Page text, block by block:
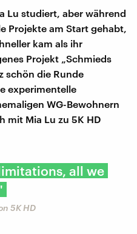
Lu studiert, aber während
Projekte am Start gehabt,
kam als ihr
Projekt „Schmieds
schön die Runde
experimentelle
WG-Bewohnern
mit Mia Lu zu 5K HD
all we
5K HD